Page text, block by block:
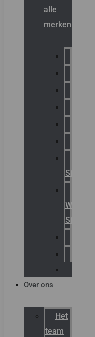
alle
merken
Signaling
Warning
Signals
Over ons
Het
team